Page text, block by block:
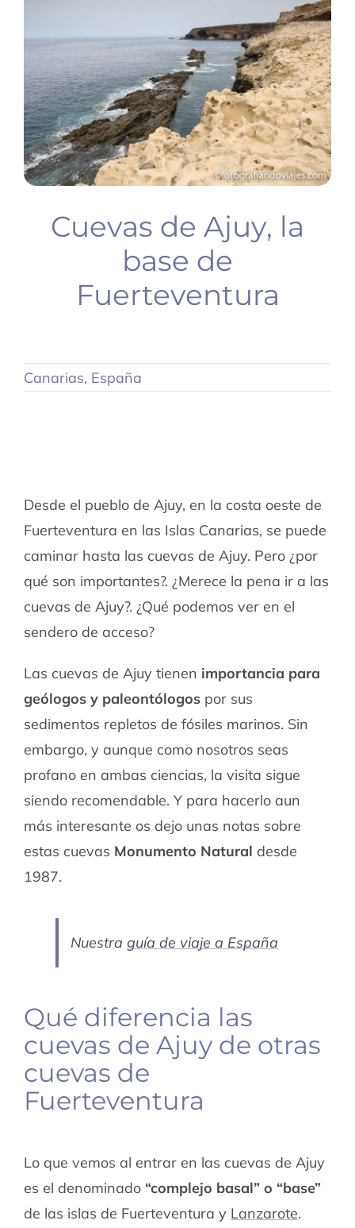
BUCEO
PLANIFICA TU VIAJE
Cuevas de Ajuy, la
base de
Fuerteventura
Canarias, España
Desde el pueblo de Ajuy, en la costa oeste de
Fuerteventura en las Islas Canarias, se puede
caminar hasta las cuevas de Ajuy. Pero ¿por
qué son importantes?. ¿Merece la pena ir a las
cuevas de Ajuy?. ¿Qué podemos ver en el
sendero de acceso?
Las cuevas de Ajuy tienen importancia para
geólogos y paleontólogospor sus
sedimentos repletos de fósiles marinos. Sin
embargo, y aunque como nosotros seas
profano en ambas ciencias, la visita sigue
siendo recomendable. Y para hacerlo aun
más interesante os dejo unas notas sobre
estas cuevas Monumento Natural desde
1987.
Nuestra guía de viaje a España
Qué diferencia las
cuevas de Ajuy de otras
cuevas de
Fuerteventura
Lo que vemos al entrar en las cuevas de Ajuy
es el denominado“complejo basal” o “base”
de las islas de Fuerteventura y Lanzarote.